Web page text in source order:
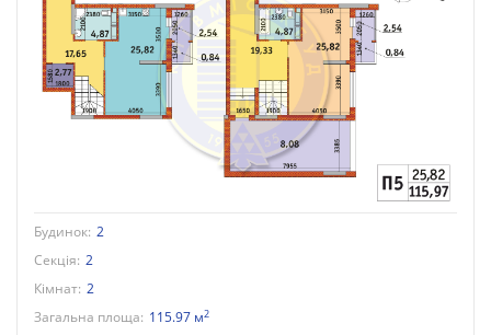
Будинок: 2
Секція: 2
Кімнат: 2
Загальна площа: 115.97 м2